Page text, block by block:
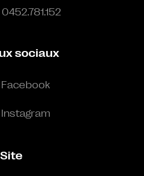
0452.781.152
sociaux
Facebook
Instagram
Site